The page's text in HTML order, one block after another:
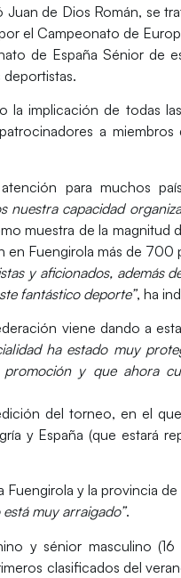
de Dios Román, se
el Campeonato de
de España Sénior de
la implicación de todas
a
para muchos
nuestra capacidad
muestra de la magnitud
Fuengirola más de 700
y aficionados, además
fantástico deporte”, ha
viene dando a
ha estado muy
y que ahora
del torneo, en el
y España (que estará
y la provincia
muy arraigado”.
y sénior masculino
clasificados del